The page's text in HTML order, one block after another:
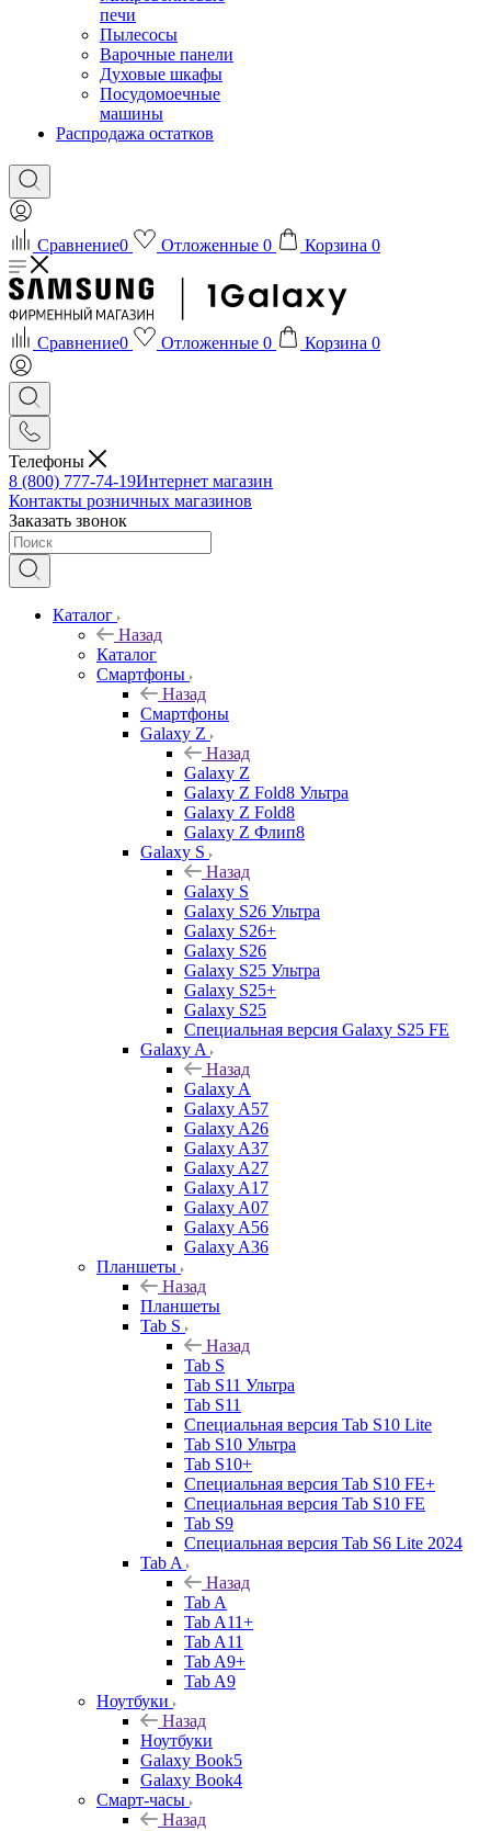
печи
Пылесосы
Варочные панели
Духовые шкафы
Посудомоечные
машины
Распродажа остатков
Сравнение0 Отложенные 0 Корзина 0
Сравнение0 Отложенные 0 Корзина 0
Телефоны
8 (800) 777-74-19Интернет магазин
Контакты розничных магазинов
Заказать звонок
Каталог
Назад
Каталог
Смартфоны
Назад
Смартфоны
Galaxy Z
Назад
Galaxy Z
Galaxy Z Fold8 Ультра
Galaxy Z Fold8
Galaxy Z Флип8
Galaxy S
Назад
Galaxy S
Galaxy S26 Ультра
Galaxy S26+
Galaxy S26
Galaxy S25 Ультра
Galaxy S25+
Galaxy S25
Специальная версия Galaxy S25 FE
Galaxy A
Назад
Galaxy A
Galaxy A57
Galaxy A26
Galaxy A37
Galaxy A27
Galaxy A17
Galaxy A07
Galaxy A56
Galaxy A36
Планшеты
Назад
Планшеты
Tab S
Назад
Tab S
Tab S11 Ультра
Tab S11
Специальная версия Tab S10 Lite
Tab S10 Ультра
Tab S10+
Специальная версия Tab S10 FE+
Специальная версия Tab S10 FE
Tab S9
Специальная версия Tab S6 Lite 2024
Tab A
Назад
Tab A
Tab A11+
Tab A11
Tab A9+
Tab A9
Ноутбуки
Назад
Ноутбуки
Galaxy Book5
Galaxy Book4
Смарт-часы
Назад